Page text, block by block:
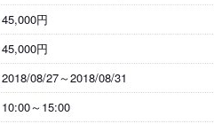
45,000円
45,000円
2018/08/27～2018/08/31
10:00～15:00